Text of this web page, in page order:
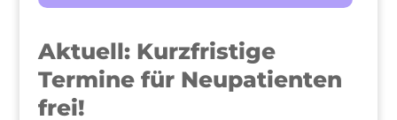
Aktuell: Kurzfristige
Termine für Neupatienten
frei!